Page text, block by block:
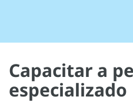
Capacitar a
especializado